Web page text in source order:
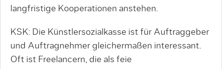
langfristige Kooperationen anstehen.
KSK: Die Künstlersozialkasse ist für Auftraggeber
und Auftragnehmer gleichermaßen interessant.
Oft ist Freelancern, die als feie